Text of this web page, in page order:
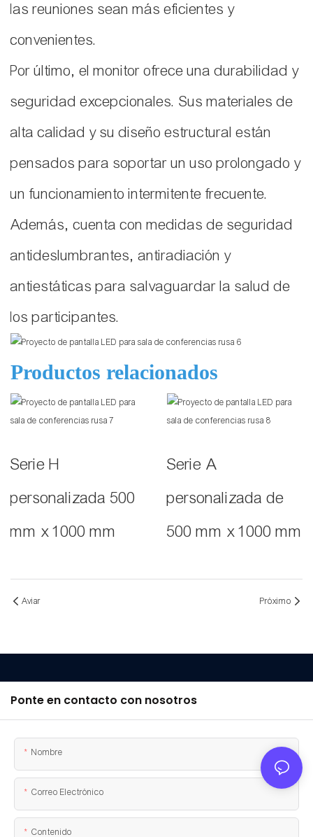
las reuniones sean más eficientes y
convenientes.
Por último, el monitor ofrece una durabilidad y
seguridad excepcionales. Sus materiales de
alta calidad y su diseño estructural están
pensados ​​para soportar un uso prolongado y
un funcionamiento intermitente frecuente.
Además, cuenta con medidas de seguridad
antideslumbrantes, antiradiación y
antiestáticas para salvaguardar la salud de
los participantes.
Productos relacionados
Serie H
personalizada 500
mm x 1000 mm
Serie A
personalizada de
500 mm x 1000 mm
Aviar Próximo
Ponte en contacto con nosotros
Nombre
Correo Electrónico
Contenido